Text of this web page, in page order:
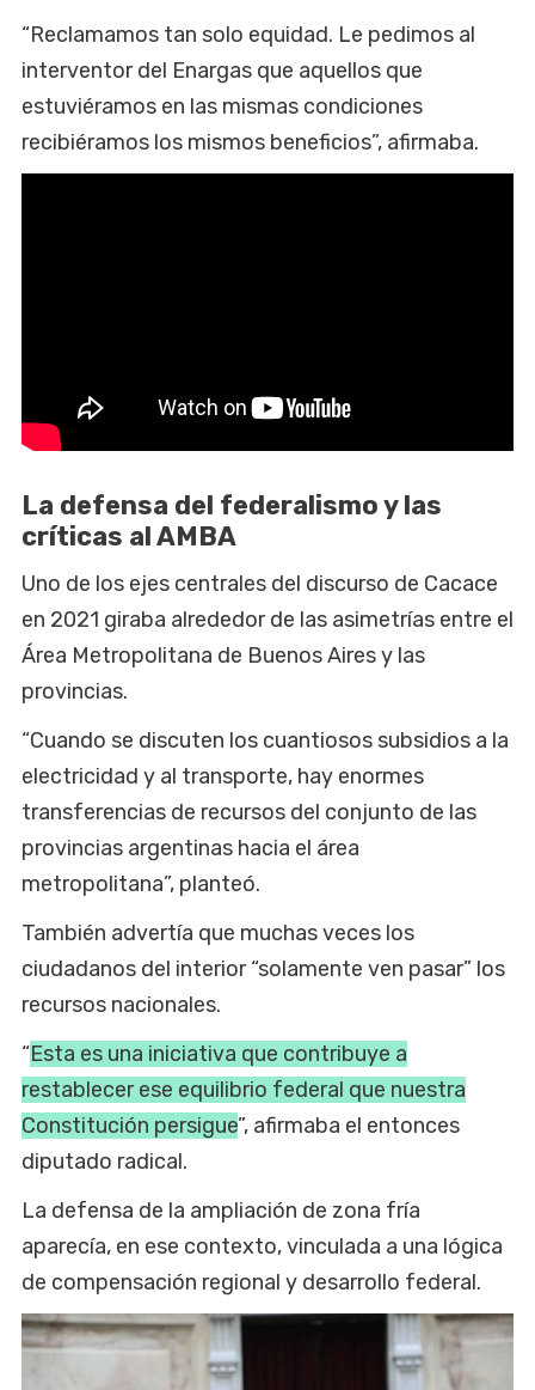
“Reclamamos tan solo equidad. Le pedimos al
interventor del Enargas que aquellos que
estuviéramos en las mismas condiciones
recibiéramos los mismos beneficios”, afirmaba.
La defensa del federalismo y las
críticas al AMBA
Uno de los ejes centrales del discurso de Cacace
en 2021 giraba alrededor de las asimetrías entre el
Área Metropolitana de Buenos Aires y las
provincias.
“Cuando se discuten los cuantiosos subsidios a la
electricidad y al transporte, hay enormes
transferencias de recursos del conjunto de las
provincias argentinas hacia el área
metropolitana”, planteó.
También advertía que muchas veces los
ciudadanos del interior “solamente ven pasar” los
recursos nacionales.
“Esta es una iniciativa que contribuye a
restablecer ese equilibrio federal que nuestra
Constitución persigue”, afirmaba el entonces
diputado radical.
La defensa de la ampliación de zona fría
aparecía, en ese contexto, vinculada a una lógica
de compensación regional y desarrollo federal.